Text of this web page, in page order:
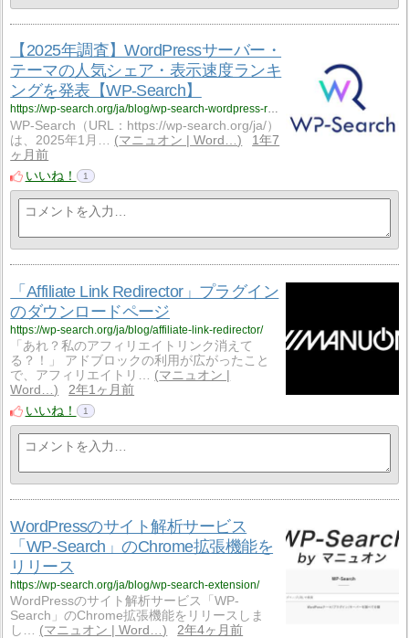
【2025年調査】WordPressサーバー・
テーマの人気シェア・表示速度ランキ
ングを発表【WP-Search】
https://wp-search.org/ja/blog/wp-search-wordpress-research-2025/
WP-Search（URL：https://wp-search.org/ja/）
は、2025年1月…
マニュオン | Word…
1年7
ヶ月前
いいね！
1
「Affiliate Link Redirector」プラグイン
のダウンロードページ
https://wp-search.org/ja/blog/affiliate-link-redirector/
「あれ？私のアフィリエイトリンク消えて
る？！」 アドブロックの利用が広がったこと
で、アフィリエイトリ…
マニュオン |
Word…
2年1ヶ月前
いいね！
1
WordPressのサイト解析サービス
「WP-Search」のChrome拡張機能を
リリース
https://wp-search.org/ja/blog/wp-search-extension/
WordPressのサイト解析サービス「WP-
Search」のChrome拡張機能をリリースしま
し…
マニュオン | Word…
2年4ヶ月前